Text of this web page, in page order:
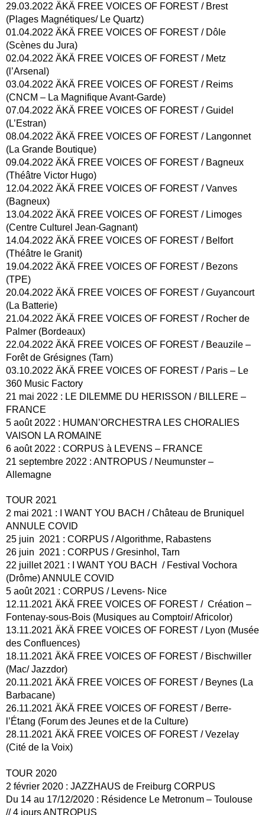
29.03.2022 ÄKÄ FREE VOICES OF FOREST / Brest
(Plages Magnétiques/ Le Quartz)
01.04.2022 ÄKÄ FREE VOICES OF FOREST / Dôle
(Scènes du Jura)
02.04.2022 ÄKÄ FREE VOICES OF FOREST / Metz
(l’Arsenal)
03.04.2022 ÄKÄ FREE VOICES OF FOREST / Reims
(CNCM – La Magnifique Avant-Garde)
07.04.2022 ÄKÄ FREE VOICES OF FOREST / Guidel
(L’Estran)
08.04.2022 ÄKÄ FREE VOICES OF FOREST / Langonnet
(La Grande Boutique)
09.04.2022 ÄKÄ FREE VOICES OF FOREST / Bagneux
(Théâtre Victor Hugo)
12.04.2022 ÄKÄ FREE VOICES OF FOREST / Vanves
(Bagneux)
13.04.2022 ÄKÄ FREE VOICES OF FOREST / Limoges
(Centre Culturel Jean-Gagnant)
14.04.2022 ÄKÄ FREE VOICES OF FOREST / Belfort
(Théâtre le Granit)
19.04.2022 ÄKÄ FREE VOICES OF FOREST / Bezons
(TPE)
20.04.2022 ÄKÄ FREE VOICES OF FOREST / Guyancourt
(La Batterie)
21.04.2022 ÄKÄ FREE VOICES OF FOREST / Rocher de
Palmer (Bordeaux)
22.04.2022 ÄKÄ FREE VOICES OF FOREST / Beauzile –
Forêt de Grésignes (Tarn)
03.10.2022 ÄKÄ FREE VOICES OF FOREST / Paris – Le
360 Music Factory
21 mai 2022 : LE DILEMME DU HERISSON / BILLERE –
FRANCE
5 août 2022 : HUMAN’ORCHESTRA LES CHORALIES
VAISON LA ROMAINE
6 août 2022 : CORPUS à LEVENS – FRANCE
21 septembre 2022 : ANTROPUS / Neumunster –
Allemagne
TOUR 2021
2 mai 2021 : I WANT YOU BACH / Château de Bruniquel
ANNULE COVID
25 juin 2021 : CORPUS / Algorithme, Rabastens
26 juin 2021 : CORPUS / Gresinhol, Tarn
22 juillet 2021 : I WANT YOU BACH / Festival Vochora
(Drôme) ANNULE COVID
5 août 2021 : CORPUS / Levens- Nice
12.11.2021 ÄKÄ FREE VOICES OF FOREST / Création –
Fontenay-sous-Bois (Musiques au Comptoir/ Africolor)
13.11.2021 ÄKÄ FREE VOICES OF FOREST / Lyon (Musée
des Confluences)
18.11.2021 ÄKÄ FREE VOICES OF FOREST / Bischwiller
(Mac/ Jazzdor)
20.11.2021 ÄKÄ FREE VOICES OF FOREST / Beynes (La
Barbacane)
26.11.2021 ÄKÄ FREE VOICES OF FOREST / Berre-
l’Étang (Forum des Jeunes et de la Culture)
28.11.2021 ÄKÄ FREE VOICES OF FOREST / Vezelay
(Cité de la Voix)
TOUR 2020
2 février 2020 : JAZZHAUS de Freiburg CORPUS
Du 14 au 17/12/2020 : Résidence Le Metronum – Toulouse
// 4 jours ANTROPUS